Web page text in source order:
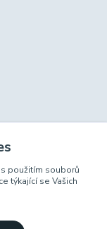
s použitím souborů
týkající se Vašich